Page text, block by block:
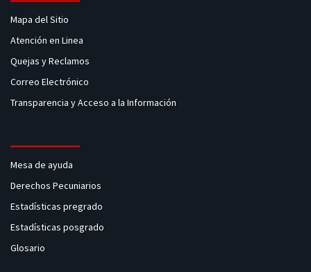
Mapa del Sitio
Atención en Linea
Quejas y Reclamos
Correo Electrónico
Transparencia y Acceso a la Información
Mesa de ayuda
Derechos Pecuniarios
Estadísticas pregrado
Estadísticas posgrado
Glosario